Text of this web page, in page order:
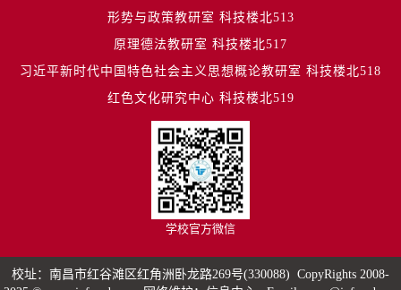
形势与政策教研室 科技楼北513
原理德法教研室 科技楼北517
习近平新时代中国特色社会主义思想概论教研室 科技楼北518
红色文化研究中心 科技楼北519
学校官方微信
校址：南昌市红谷滩区红角洲卧龙路269号(330088) CopyRights 2008-